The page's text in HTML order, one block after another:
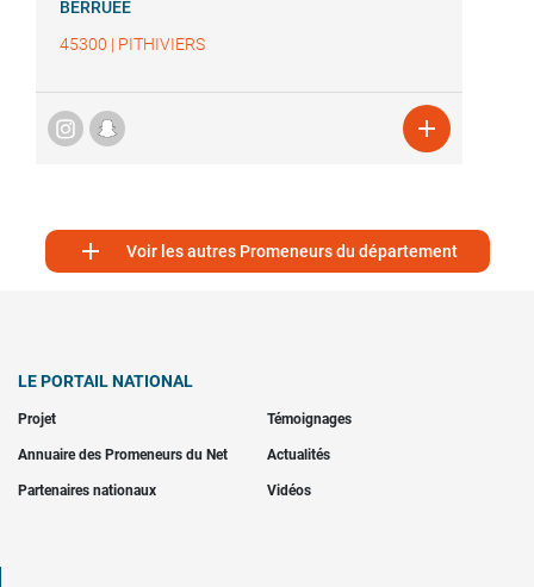
BERRUEE
45300 | PITHIVIERS

 Voir les autres Promeneurs du département
LE PORTAIL NATIONAL
Projet Témoignages
Annuaire des Promeneurs du Net Actualités
Partenaires nationaux Vidéos